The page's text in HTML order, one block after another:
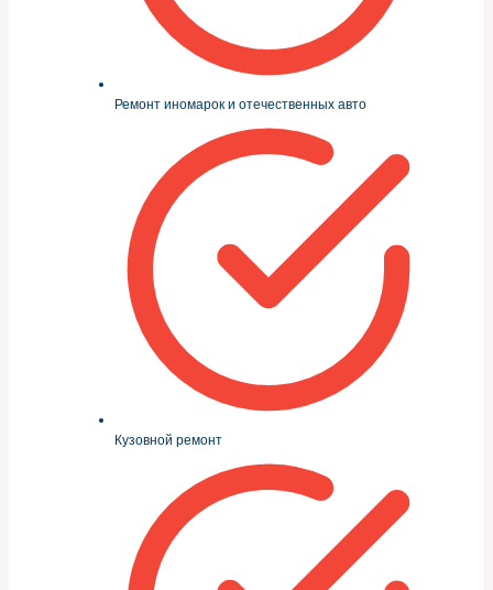
Ремонт иномарок и отечественных авто
Кузовной ремонт